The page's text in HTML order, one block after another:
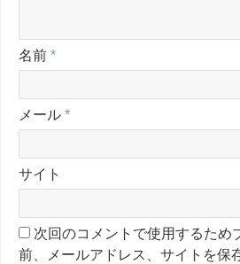
名前 *
メール *
サイト
次回のコメントで使用するため
前、メールアドレス、サイトを保